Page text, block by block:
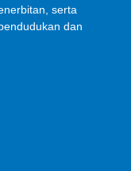
serta
dan